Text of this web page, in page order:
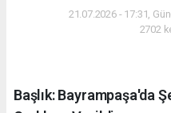
21.07.2026 - 17:31,
2702
Başlık: Bayrampaşa'da